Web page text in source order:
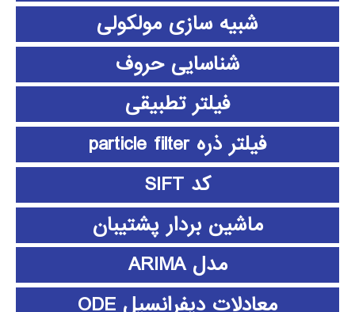
شبیه سازی مولکولی
شناسایی حروف
فیلتر تطبیقی
فیلتر ذره particle filter
کد SIFT
ماشین بردار پشتیبان
مدل ARIMA
معادلات دیفرانسیل ODE